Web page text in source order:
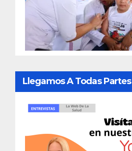
Llegamos A Todas Partes